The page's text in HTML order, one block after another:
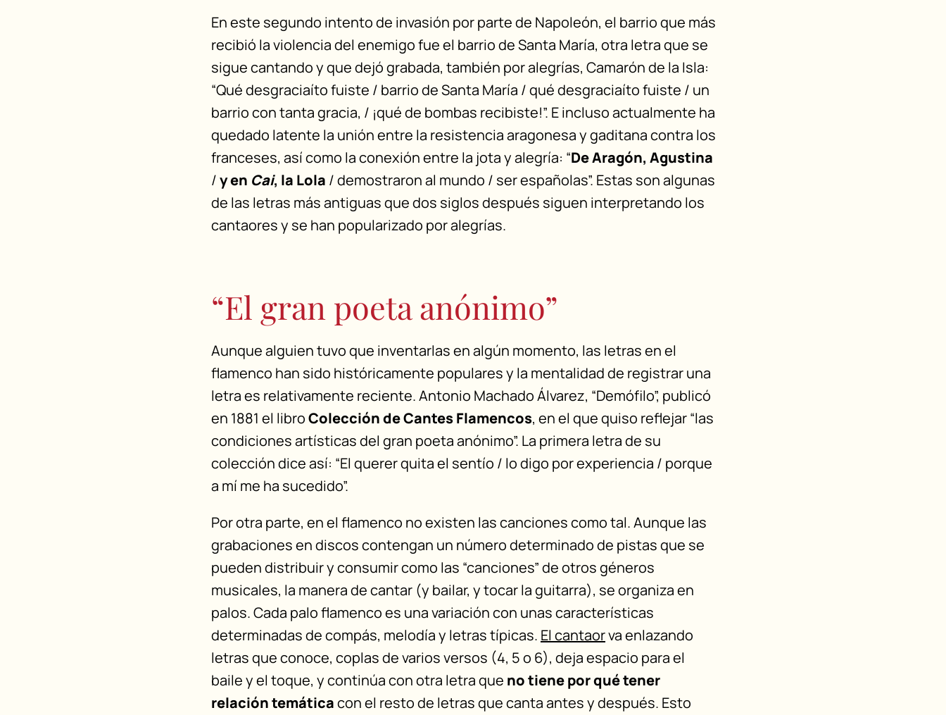
En este segundo intento de invasión por parte de Napoleón, el barrio que más
recibió la violencia del enemigo fue el barrio de Santa María, otra letra que se
sigue cantando y que dejó grabada, también por alegrías, Camarón de la Isla:
“Qué desgraciaíto fuiste / barrio de Santa María / qué desgraciaíto fuiste / un
barrio con tanta gracia, / ¡qué de bombas recibiste!”. E incluso actualmente ha
quedado latente la unión entre la resistencia aragonesa y gaditana contra los
franceses, así como la conexión entre la jota y alegría: “De Aragón, Agustina
/y en Cai, la Lola / demostraron al mundo / ser españolas”. Estas son algunas
de las letras más antiguas que dos siglos después siguen interpretando los
cantaores y se han popularizado por alegrías.
“El gran poeta anónimo”
Aunque alguien tuvo que inventarlas en algún momento, las letras en el
flamenco han sido históricamente populares y la mentalidad de registrar una
letra es relativamente reciente. Antonio Machado Álvarez, “Demófilo”, publicó
en 1881 el libroColección de Cantes Flamencos, en el que quiso reflejar “las
condiciones artísticas del gran poeta anónimo”. La primera letra de su
colección dice así: “El querer quita el sentío / lo digo por experiencia / porque
a mí me ha sucedido”.
Por otra parte, en el flamenco no existen las canciones como tal. Aunque las
grabaciones en discos contengan un número determinado de pistas que se
pueden distribuir y consumir como las “canciones” de otros géneros
musicales, la manera de cantar (y bailar, y tocar la guitarra), se organiza en
palos. Cada palo flamenco es una variación con unas características
determinadas de compás, melodía y letras típicas. El cantaorva enlazando
letras que conoce, coplas de varios versos (4, 5 o 6), deja espacio para el
baile y el toque, y continúa con otra letra que no tiene por qué tener
relación temáticacon el resto de letras que canta antes y después. Esto